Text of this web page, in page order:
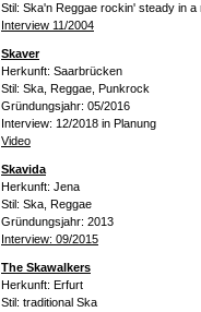
Stil: Ska'n Reggae rockin' steady in a
Interview 11/2004
Skaver
Herkunft: Saarbrücken
Stil: Ska, Reggae, Punkrock
Gründungsjahr: 05/2016
Interview: 12/2018 in Planung
Video
Skavida
Herkunft: Jena
Stil: Ska, Reggae
Gründungsjahr: 2013
Interview: 09/2015
The Skawalkers
Herkunft: Erfurt
Stil: traditional Ska